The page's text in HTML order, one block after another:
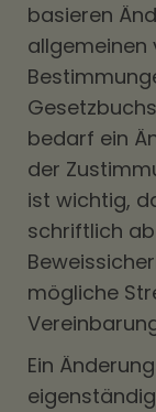
basieren
Gesetzbuchs
bedarf ein
der
ist wichtig,
schriftlich
mögliche
Ein